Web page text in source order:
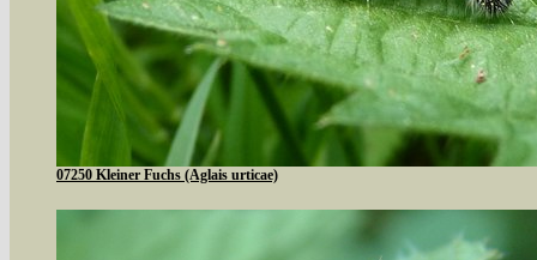
07250 Kleiner Fuchs (Aglais urticae)